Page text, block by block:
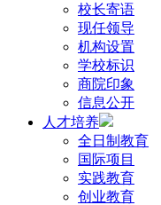
校长寄语
现任领导
机构设置
学校标识
商院印象
信息公开
人才培养
全日制教育
国际项目
实践教育
创业教育